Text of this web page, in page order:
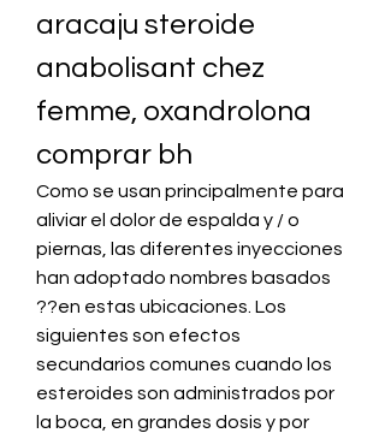
aracaju steroide
anabolisant chez
femme, oxandrolona
comprar bh
Como se usan principalmente para
aliviar el dolor de espalda y / o
piernas, las diferentes inyecciones
han adoptado nombres basados
??en estas ubicaciones. Los
siguientes son efectos
secundarios comunes cuando los
esteroides son administrados por
la boca, en grandes dosis y por